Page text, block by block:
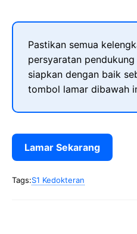
Pastikan semua
persyaratan
siapkan dengan baik
tombol lamar dibawah
Lamar Sekarang
Tags:S1 Kedokteran